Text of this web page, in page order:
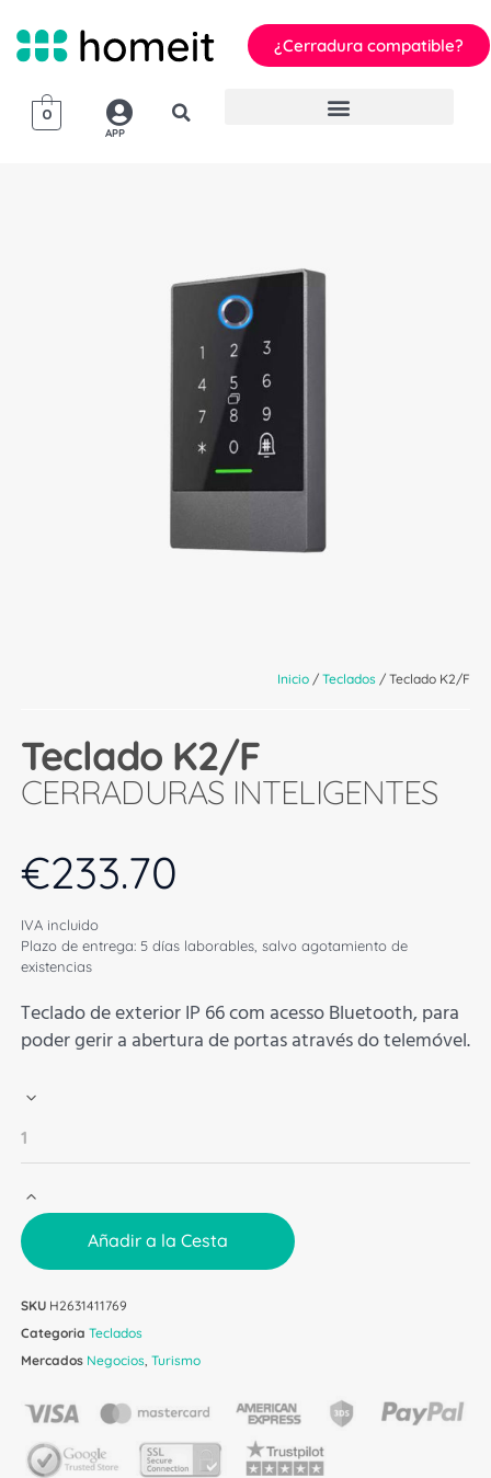
¿Cerradura compatible?
0
APP
Inicio /Teclados / Teclado K2/F
Teclado K2/F
CERRADURAS INTELIGENTES
€233.70
IVA incluido
Plazo de entrega: 5 días laborables, salvo agotamiento de
existencias
Teclado de exterior IP 66 com acesso Bluetooth, para
poder gerir a abertura de portas através do telemóvel.
Añadir a la Cesta
SKU H2631411769
Categoria Teclados
Mercados Negocios, Turismo